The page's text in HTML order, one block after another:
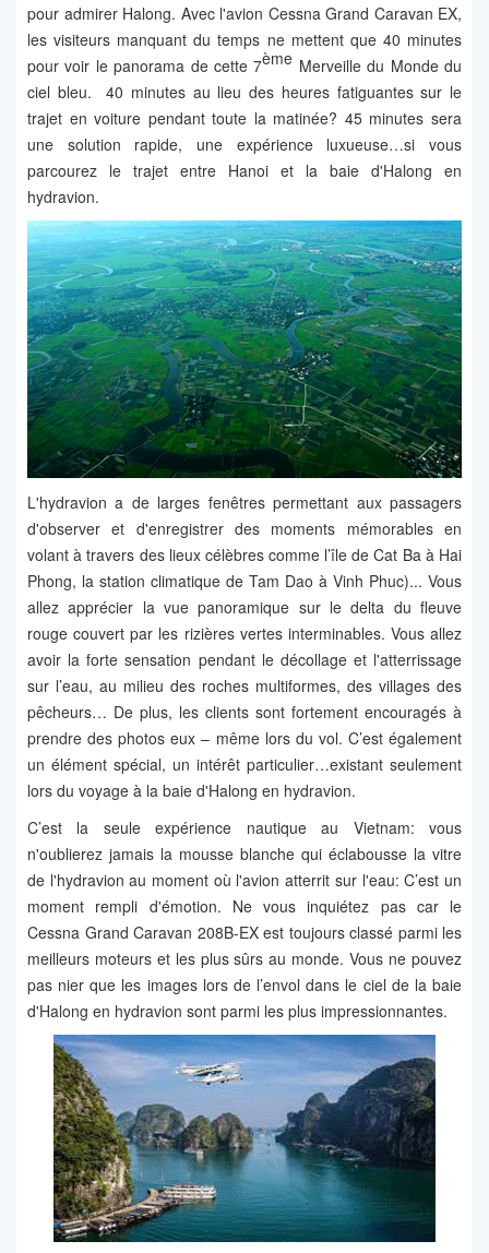
pour admirer Halong. Avec l'avion Cessna Grand Caravan EX,
les visiteurs manquant du temps ne mettent que 40 minutes
pour voir le panorama de cette 7ème Merveille du Monde du
ciel bleu. 40 minutes au lieu des heures fatiguantes sur le
trajet en voiture pendant toute la matinée? 45 minutes sera
une solution rapide, une expérience luxueuse…si vous
parcourez le trajet entre Hanoi et la baie d'Halong en
hydravion.
L'hydravion a de larges fenêtres permettant aux passagers
d'observer et d'enregistrer des moments mémorables en
volant à travers des lieux célèbres comme l’île de Cat Ba à Hai
Phong, la station climatique de Tam Dao à Vinh Phuc)... Vous
allez apprécier la vue panoramique sur le delta du fleuve
rouge couvert par les rizières vertes interminables. Vous allez
avoir la forte sensation pendant le décollage et l'atterrissage
sur l’eau, au milieu des roches multiformes, des villages des
pêcheurs… De plus, les clients sont fortement encouragés à
prendre des photos eux – même lors du vol. C’est également
un élément spécial, un intérêt particulier…existant seulement
lors du voyage à la baie d'Halong en hydravion.
C’est la seule expérience nautique au Vietnam: vous
n'oublierez jamais la mousse blanche qui éclabousse la vitre
de l'hydravion au moment où l'avion atterrit sur l'eau: C’est un
moment rempli d'émotion. Ne vous inquiétez pas car le
Cessna Grand Caravan 208B-EX est toujours classé parmi les
meilleurs moteurs et les plus sûrs au monde. Vous ne pouvez
pas nier que les images lors de l’envol dans le ciel de la baie
d'Halong en hydravion sont parmi les plus impressionnantes.